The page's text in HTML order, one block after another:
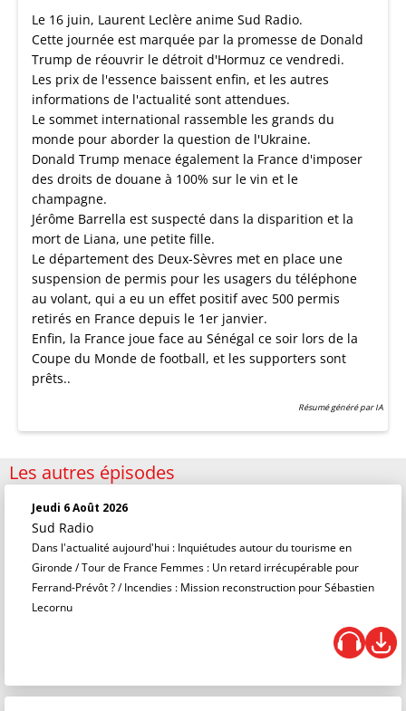
Le 16 juin, Laurent Leclère anime Sud Radio.
Cette journée est marquée par la promesse de Donald
Trump de réouvrir le détroit d'Hormuz ce vendredi.
Les prix de l'essence baissent enfin, et les autres
informations de l'actualité sont attendues.
Le sommet international rassemble les grands du
monde pour aborder la question de l'Ukraine.
Donald Trump menace également la France d'imposer
des droits de douane à 100% sur le vin et le
champagne.
Jérôme Barrella est suspecté dans la disparition et la
mort de Liana, une petite fille.
Le département des Deux-Sèvres met en place une
suspension de permis pour les usagers du téléphone
au volant, qui a eu un effet positif avec 500 permis
retirés en France depuis le 1er janvier.
Enfin, la France joue face au Sénégal ce soir lors de la
Coupe du Monde de football, et les supporters sont
prêts..
Résumé généré par IA
Les autres épisodes
Jeudi 6 Août 2026
Sud Radio
Dans l'actualité aujourd'hui : Inquiétudes autour du tourisme en
Gironde / Tour de France Femmes : Un retard irrécupérable pour
Ferrand-Prévôt ? / Incendies : Mission reconstruction pour Sébastien
Lecornu